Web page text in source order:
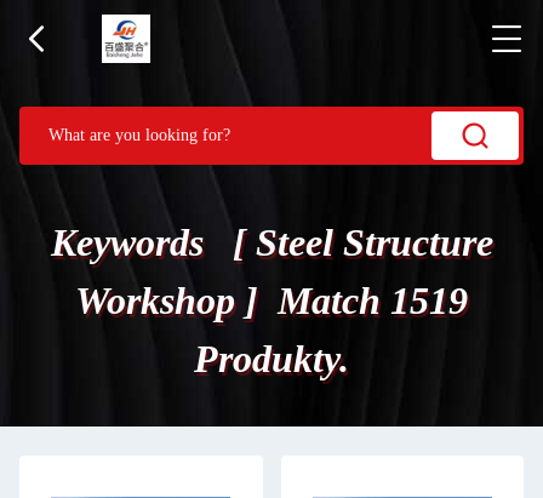
Keywords [ Steel Structure
Workshop ] Match 1519
Produkty.